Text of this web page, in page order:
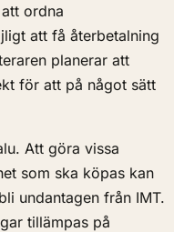
ordna
att få återbetalning
planerar att
för att på något sätt
Att göra vissa
som ska köpas kan
undantagen från IMT.
tillämpas på